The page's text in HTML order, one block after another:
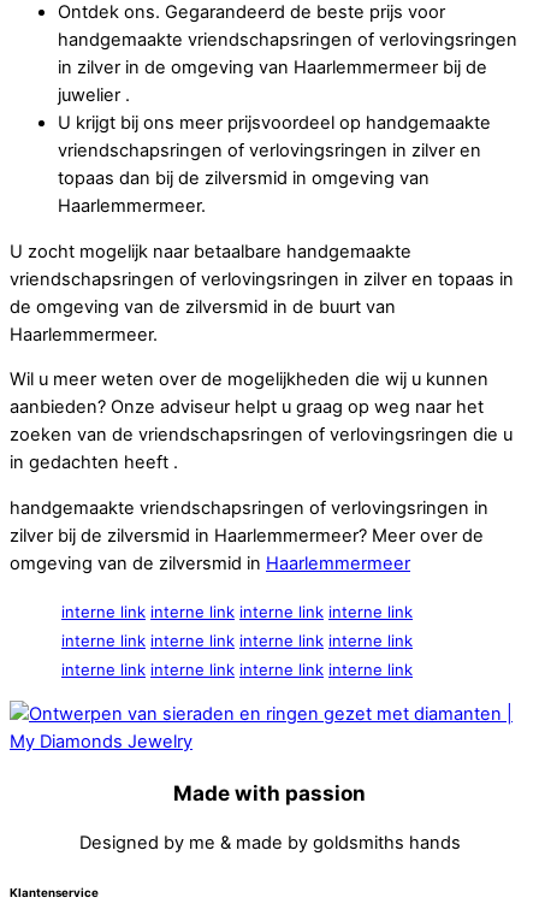
Ontdek ons. Gegarandeerd de beste prijs voor
handgemaakte vriendschapsringen of verlovingsringen
in zilver in de omgeving van Haarlemmermeer bij de
juwelier .
U krijgt bij ons meer prijsvoordeel op handgemaakte
vriendschapsringen of verlovingsringen in zilver en
topaas dan bij de zilversmid in omgeving van
Haarlemmermeer.
U zocht mogelijk naar betaalbare handgemaakte
vriendschapsringen of verlovingsringen in zilver en topaas in
de omgeving van de zilversmid in de buurt van
Haarlemmermeer.
Wil u meer weten over de mogelijkheden die wij u kunnen
aanbieden? Onze adviseur helpt u graag op weg naar het
zoeken van de vriendschapsringen of verlovingsringen die u
in gedachten heeft .
handgemaakte vriendschapsringen of verlovingsringen in
zilver bij de zilversmid in Haarlemmermeer? Meer over de
omgeving van de zilversmid in Haarlemmermeer
interne link interne link interne link interne link
interne link interne link interne link interne link
interne link interne link interne link interne link
Made with passion
Designed by me & made by goldsmiths hands
Klantenservice